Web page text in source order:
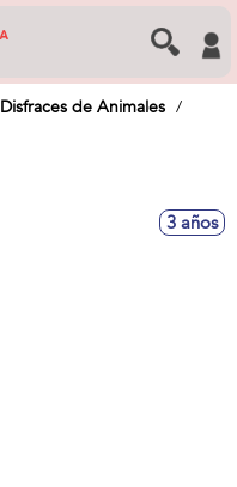
Disfraces de Animales
3 años